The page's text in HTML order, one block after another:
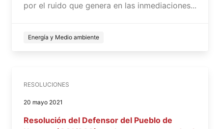
por el ruido que genera en las inmediaciones...
Energía y Medio ambiente
RESOLUCIONES
20 mayo 2021
Resolución del Defensor del Pueblo de